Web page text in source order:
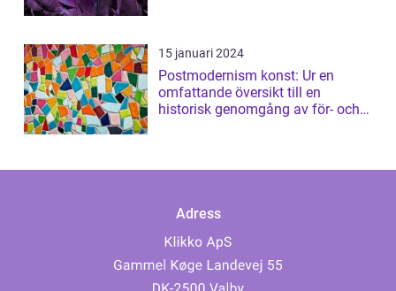
15 januari 2024
Postmodernism konst: Ur en
omfattande översikt till en
historisk genomgång av för- och
Adress